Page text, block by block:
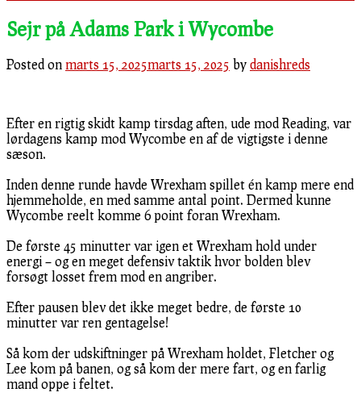
Sejr på Adams Park i Wycombe
Posted on marts 15, 2025marts 15, 2025 by danishreds
Efter en rigtig skidt kamp tirsdag aften, ude mod Reading, var
lørdagens kamp mod Wycombe en af de vigtigste i denne
sæson.
Inden denne runde havde Wrexham spillet én kamp mere end
hjemmeholde, en med samme antal point. Dermed kunne
Wycombe reelt komme 6 point foran Wrexham.
De første 45 minutter var igen et Wrexham hold under
energi – og en meget defensiv taktik hvor bolden blev
forsøgt losset frem mod en angriber.
Efter pausen blev det ikke meget bedre, de første 10
minutter var ren gentagelse!
Så kom der udskiftninger på Wrexham holdet, Fletcher og
Lee kom på banen, og så kom der mere fart, og en farlig
mand oppe i feltet.